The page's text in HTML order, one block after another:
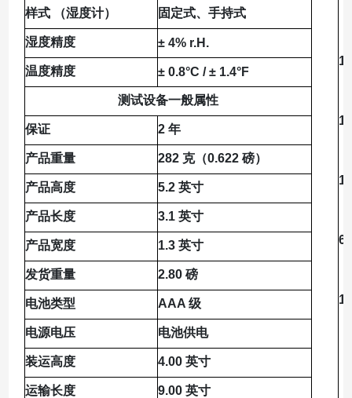
样式 （湿度计） 固定式、手持式
湿度精度 ± 4% r.H.
温度精度 ± 0.8°C / ± 1.4°F
测试设备一般属性
保证 2 年
产品重量 282 克（0.622 磅）
产品高度 5.2 英寸
产品长度 3.1 英寸
产品宽度 1.3 英寸
发货重量 2.80 磅
电池类型 AAA 级
电源电压 电池供电
装运高度 4.00 英寸
运输长度 9.00 英寸